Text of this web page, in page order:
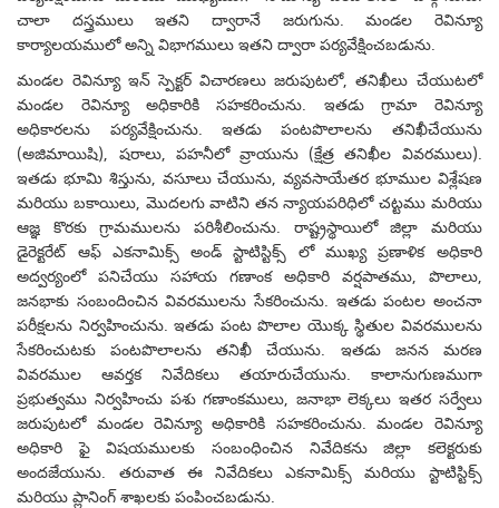
చాలా దస్త్రములు ఇతని ద్వారానే జరుగును. మండల రెవిన్యూ
కార్యాలయములో అన్ని విభాగములు ఇతని ద్వారా పర్యవేక్షించబడును.
మండల రెవిన్యూ ఇన్ స్పెక్టర్ విచారణలు జరుపుటలో, తనిఖీలు చేయుటలో
మండల రెవిన్యూ అధికారికి సహకరించును. ఇతడు గ్రామా రెవిన్యూ
అధికారలను పర్యవేక్షించును. ఇతడు పంటపొలాలను తనిఖీచేయును
(అజిమాయిషి), షరాలు, పహనీలో వ్రాయును (క్షేత్ర తనిఖీల వివరములు).
ఇతడు భూమి శిస్తును, వసూలు చేయును, వ్యవసాయేతర భూముల విశ్లేషణ
మరియు బకాయిలు, మొదలగు వాటిని తన న్యాయపరిధిలో చట్టము మరియు
ఆజ్ఞ కొరకు గ్రామములను పరిశీలించును. రాష్ట్రస్థాయిలో జిల్లా మరియు
డైరెక్టరేట్ ఆఫ్ ఎకనామిక్స్ అండ్ స్టాటిస్టిక్స్ లో ముఖ్య ప్రణాళిక అధికారి
అద్వర్యంలో పనిచేయు సహాయ గణాంక అధికారి వర్షపాతము, పొలాలు,
జనభాకు సంబందించిన వివరములను సేకరించును. ఇతడు పంటల అంచనా
పరీక్షలను నిర్వహించును. ఇతడు పంట పొలాల యొక్క స్థితుల వివరములను
సేకరించుటకు పంటపొలాలను తనిఖీ చేయును. ఇతడు జనన మరణ
వివరముల ఆవర్తక నివేదికలు తయారుచేయును. కాలానుగుణముగా
ప్రభుత్వము నిర్వహించు పశు గణాంకములు, జనాభా లెక్కలు ఇతర సర్వేలు
జరుపుటలో మండల రెవిన్యూ అధికారికి సహకరించును. మండల రెవిన్యూ
అధికారి ఫై విషయములకు సంబంధించిన నివేదికను జిల్లా కలెక్టరుకు
అందజేయును. తరువాత ఈ నివేదికలు ఎకనామిక్స్ మరియు స్టాటిస్టిక్స్
మరియు ప్లానింగ్ శాఖలకు పంపించబడును.